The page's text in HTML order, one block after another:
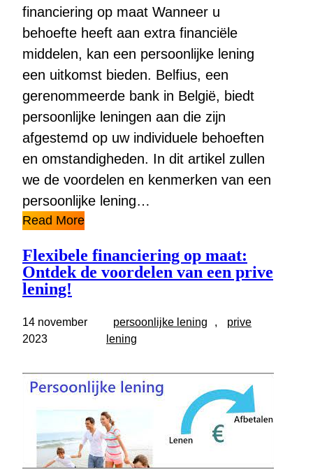
financiering op maat Wanneer u
behoefte heeft aan extra financiële
middelen, kan een persoonlijke lening
een uitkomst bieden. Belfius, een
gerenommeerde bank in België, biedt
persoonlijke leningen aan die zijn
afgestemd op uw individuele behoeften
en omstandigheden. In dit artikel zullen
we de voordelen en kenmerken van een
persoonlijke lening…
Read More
Flexibele financiering op maat:
Ontdek de voordelen van een prive
lening!
14 november
2023
persoonlijke lening ,
prive
lening